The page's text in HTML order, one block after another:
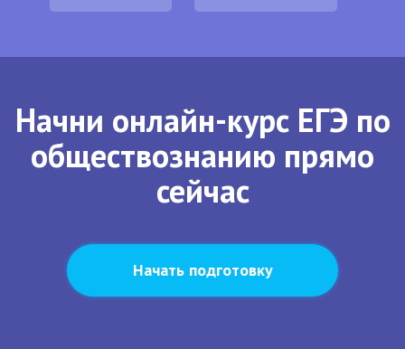
Начни онлайн-курс ЕГЭ по
обществознанию прямо
сейчас
Начать подготовку